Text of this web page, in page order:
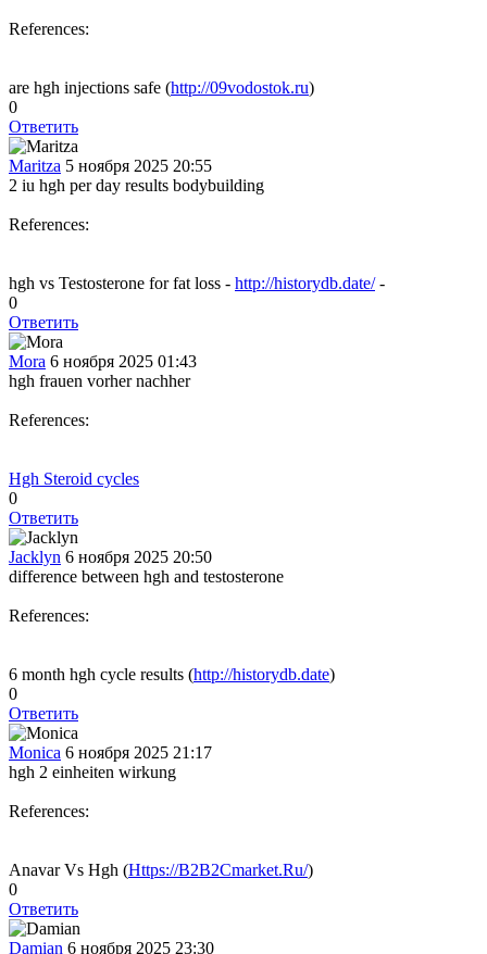
References:
are hgh injections safe (http://09vodostok.ru)
0
Ответить
Maritza 5 ноября 2025 20:55
2 iu hgh per day results bodybuilding
References:
hgh vs Testosterone for fat loss - http://historydb.date/-
0
Ответить
Mora 6 ноября 2025 01:43
hgh frauen vorher nachher
References:
Hgh Steroid cycles
0
Ответить
Jacklyn 6 ноября 2025 20:50
difference between hgh and testosterone
References:
6 month hgh cycle results (http://historydb.date)
0
Ответить
Monica 6 ноября 2025 21:17
hgh 2 einheiten wirkung
References:
Anavar Vs Hgh (Https://B2B2Cmarket.Ru/)
0
Ответить
Damian 6 ноября 2025 23:30